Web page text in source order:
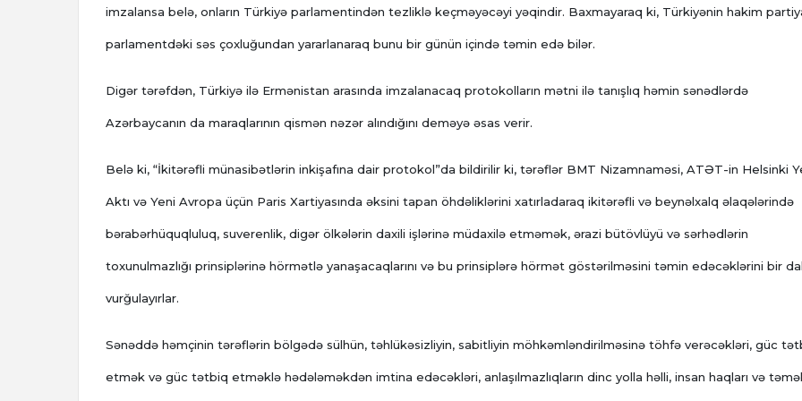
imzalansa belə, onların Türkiyə parlamentindən tezliklə keçməyəcəyi yəqindir. Baxmayaraq ki, Türkiyənin hakim
parlamentdəki səs çoxluğundan yararlanaraq bunu bir günün içində təmin edə bilər.
Digər tərəfdən, Türkiyə ilə Ermənistan arasında imzalanacaq protokolların mətni ilə tanışlıq həmin sənədlərdə
Azərbaycanın da maraqlarının qismən nəzər alındığını deməyə əsas verir.
Belə ki, “İkitərəfli münasibətlərin inkişafına dair protokol”da bildirilir ki, tərəflər BMT Nizamnaməsi, ATƏT-in Helsinki
Aktı və Yeni Avropa üçün Paris Xartiyasında əksini tapan öhdəliklərini xatırladaraq ikitərəfli və beynəlxalq əlaqələrində
bərabərhüquqluluq, suverenlik, digər ölkələrin daxili işlərinə müdaxilə etməmək, ərazi bütövlüyü və sərhədlərin
toxunulmazlığı prinsiplərinə hörmətlə yanaşacaqlarını və bu prinsiplərə hörmət göstərilməsini təmin edəcəklərini bir
vurğulayırlar.
Sənəddə həmçinin tərəflərin bölgədə sülhün, təhlükəsizliyin, sabitliyin möhkəmləndirilməsinə töhfə verəcəkləri, güc
etmək və güc tətbiq etməklə hədələməkdən imtina edəcəkləri, anlaşılmazlıqların dinc yolla həlli, insan haqları və təməl